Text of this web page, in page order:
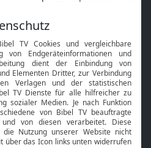
Mobile App
Smart TV
HbbTV
Bibelthek Online-Bibel
Nächster Gottesdienst
Service